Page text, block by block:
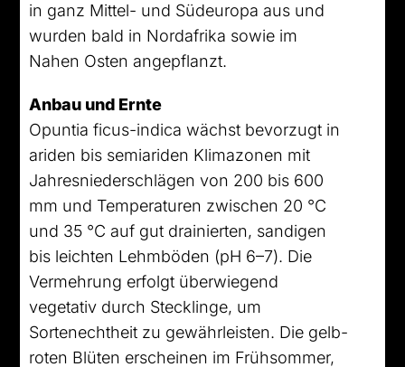
in ganz Mittel- und Südeuropa aus und
wurden bald in Nordafrika sowie im
Nahen Osten angepflanzt.
Anbau und Ernte
Opuntia ficus-indica wächst bevorzugt in
ariden bis semiariden Klimazonen mit
Jahresniederschlägen von 200 bis 600
mm und Temperaturen zwischen 20 °C
und 35 °C auf gut drainierten, sandigen
bis leichten Lehmböden (pH 6–7). Die
Vermehrung erfolgt überwiegend
vegetativ durch Stecklinge, um
Sortenechtheit zu gewährleisten. Die gelb-
roten Blüten erscheinen im Frühsommer,